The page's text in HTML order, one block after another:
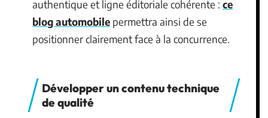
authentique et ligne éditoriale cohérente : ce
blog automobile permettra ainsi de se
positionner clairement face à la concurrence.
Développer un contenu technique
de qualité